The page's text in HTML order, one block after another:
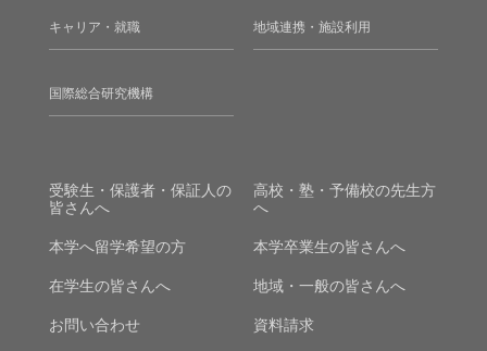
キャリア・就職 地域連携・施設利用
国際総合研究機構
受験生・保護者・保証人の
皆さんへ
高校・塾・予備校の先生方
へ
本学へ留学希望の方 本学卒業生の皆さんへ
在学生の皆さんへ 地域・一般の皆さんへ
お問い合わせ 資料請求